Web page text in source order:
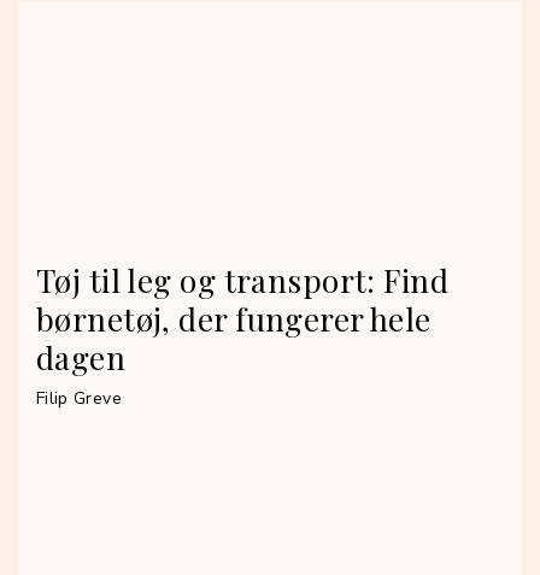
Tøj til leg og transport: Find
børnetøj, der fungerer hele
dagen
Filip Greve